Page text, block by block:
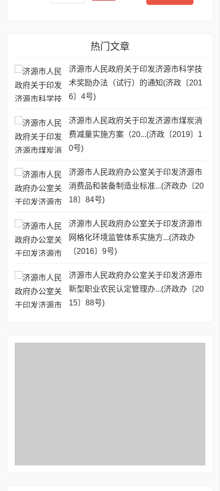
热门文章
济源市人民政府关于印发济源市科学技
术奖励办法（试行）的通知(济政〔201
6〕4号)
济源市人民政府关于印发济源市煤炭消
费减量实施方案（20...(济政〔2019〕1
0号)
济源市人民政府办公室关于印发济源市
消费品和装备制造业标准...(济政办〔20
18〕84号)
济源市人民政府办公室关于印发济源市
网格化环境监管体系实施方...(济政办
〔2016〕9号)
济源市人民政府办公室关于印发济源市
新型职业农民认定管理办...(济政办〔20
15〕88号)